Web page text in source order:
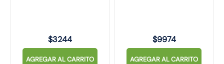
$3244
AGREGAR AL CARRITO
$9974
AGREGAR AL CARRITO